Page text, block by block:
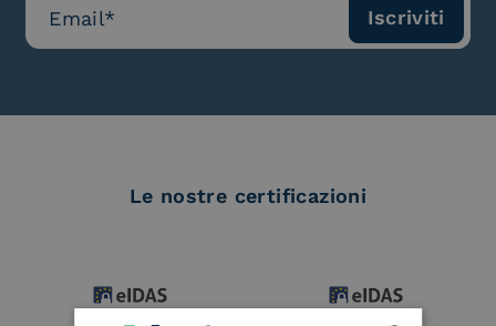
Le nostre certificazioni